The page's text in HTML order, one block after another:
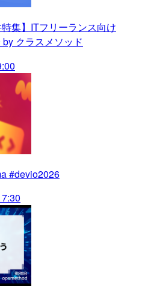
集】ITフリーランス向け
by クラスメソッド
#devio2026